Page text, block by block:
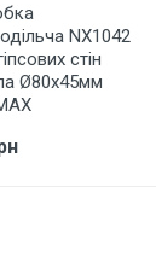
NX1042
стін
Ø80х45мм